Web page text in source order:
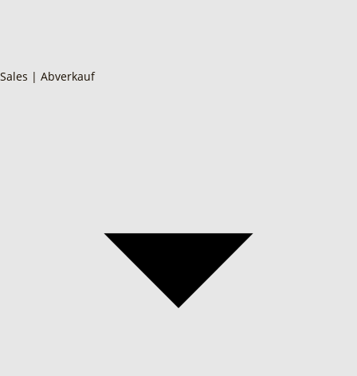
Sales | Abverkauf